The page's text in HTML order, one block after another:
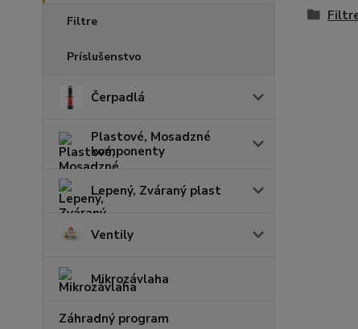
Filtre
Príslušenstvo
Čerpadlá
Plastové, Mosadzné
komponenty
Lepený, Zváraný plast
Ventily
Mikrozávlaha
Záhradný program